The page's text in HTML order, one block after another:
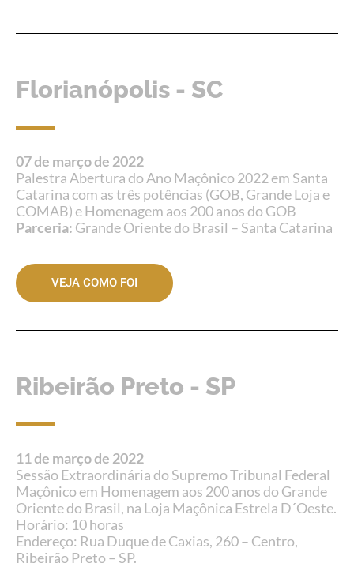
Florianópolis - SC
07 de março de 2022
Palestra Abertura do Ano Maçônico 2022 em Santa
Catarina com as três potências (GOB, Grande Loja e
COMAB) e Homenagem aos 200 anos do GOB
Parceria: Grande Oriente do Brasil – Santa Catarina
VEJA COMO FOI
Ribeirão Preto - SP
11 de março de 2022
Sessão Extraordinária do Supremo Tribunal Federal
Maçônico em Homenagem aos 200 anos do Grande
Oriente do Brasil, na Loja Maçônica Estrela D´Oeste.
Horário: 10 horas
Endereço: Rua Duque de Caxias, 260 – Centro,
Ribeirão Preto – SP.